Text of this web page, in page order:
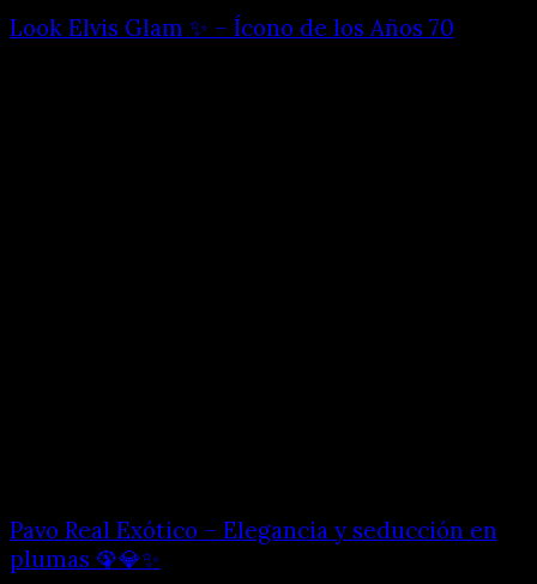
Look Elvis Glam ✨ – Ícono de los Años 70
Pavo Real Exótico – Elegancia y seducción en
plumas 🦚💎✨